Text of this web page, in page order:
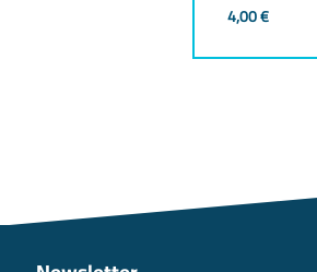
4,00€